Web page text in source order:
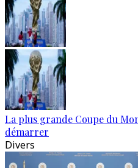
La plus grande Coupe du
démarrer
Divers